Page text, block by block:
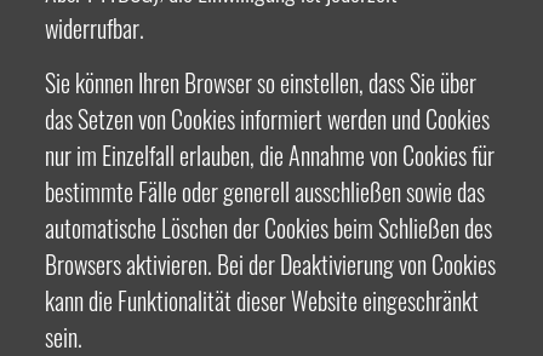
widerrufbar.
Sie können Ihren Browser so einstellen, dass Sie über
das Setzen von Cookies informiert werden und Cookies
nur im Einzelfall erlauben, die Annahme von Cookies für
bestimmte Fälle oder generell ausschließen sowie das
automatische Löschen der Cookies beim Schließen des
Browsers aktivieren. Bei der Deaktivierung von Cookies
kann die Funktionalität dieser Website eingeschränkt
sein.